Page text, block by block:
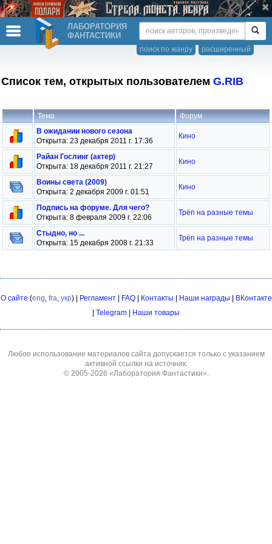
ЛАБОРАТОРИЯ
ФАНТАСТИКИ
расширенный
поиск по жанру
Список тем, открытых пользователем G.RIB
Тема
Форум
В ожидании нового сезона
Открыта: 23 декабря 2011 г. 17:36
Кино
Райан Гослинг (актер)
Открыта: 18 декабря 2011 г. 21:27
Кино
Воины света (2009)
Открыта: 2 декабря 2009 г. 01:51
Кино
Подпись на форуме. Для чего?
Открыта: 8 февраля 2009 г. 22:06
Трёп на разные темы
Стыдно, но ...
Открыта: 15 декабря 2008 г. 21:33
Трёп на разные темы
О сайте (eng, fra, укр) | Регламент| FAQ| Контакты | Наши награды | ВКонтакте
| Telegram | Наши товары
Любое использование материалов сайта допускается только с указанием
активной ссылки на источник.
© 2005-2026 «Лаборатория Фантастики».